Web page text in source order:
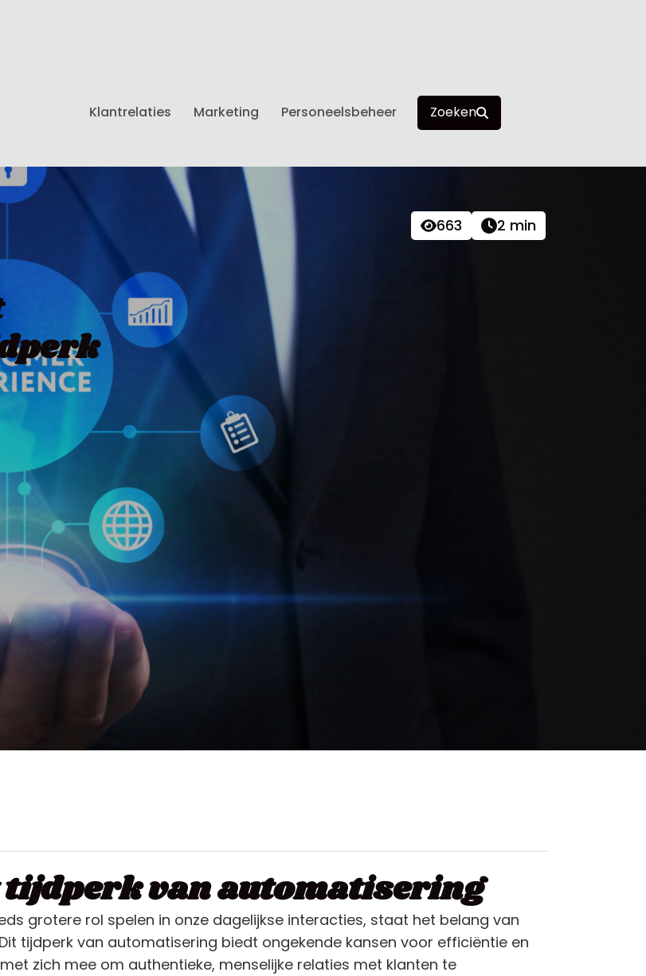
Klantrelaties Marketing Personeelsbeheer Zoeken
663 2 min
van automatisering
grotere rol spelen in onze dagelijkse interacties, staat het belang van
tijdperk van automatisering biedt ongekende kansen voor efficiëntie en
zich mee om authentieke, menselijke relaties met klanten te